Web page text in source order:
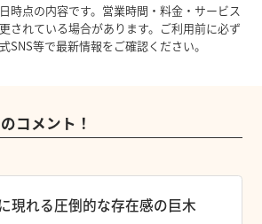
時点の内容です。営業時間・料金・サービス
されている場合があります。ご利用前に必ず
SNS等で最新情報をご確認ください。
コメント！
現れる圧倒的な存在感の巨木